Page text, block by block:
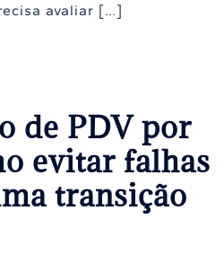
avaliar […]
de PDV por
evitar falhas
transição